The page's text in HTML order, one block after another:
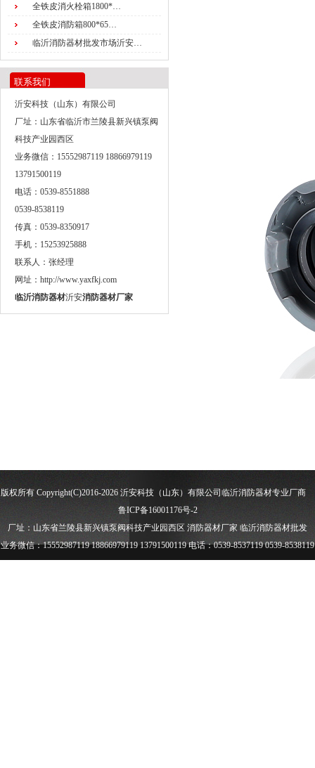
全铁皮消火栓箱1800*…
全铁皮消防箱800*65…
临沂消防器材批发市场沂安…
联系我们
沂安科技（山东）有限公司
厂址：山东省临沂市兰陵县新兴镇泵阀
科技产业园西区
业务微信：15552987119 18866979119
13791500119
电话：0539-8551888
0539-8538119
传真：0539-8350917
手机：15253925888
联系人：张经理
网址：http://www.yaxfkj.com
临沂消防器材沂安消防器材厂家
版权所有 Copyright(C)2016-2026 沂安科技（山东）有限公司 临沂消防器材专业厂商
鲁ICP备16001176号-2
厂址：山东省兰陵县新兴镇泵阀科技产业园西区 消防器材厂家 临沂消防器材批发
业务微信：15552987119 18866979119 13791500119 电话：0539-8537119 0539-8538119